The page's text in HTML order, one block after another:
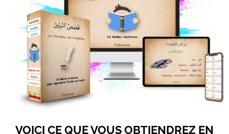
VOICI CE QUE VOUS OBTIENDREZ EN